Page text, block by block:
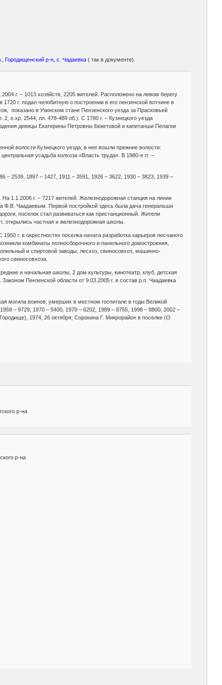
Городищенский р-н, с. Чадаевка( так в документе).
г. – 1013 хозяйств, 2205 жителей. Расположено на левом берегу
г. подал челобитную о построении в его пензенской вотчине в
показано в Узинском стане Пензенского уезда за Прасковьей
2544, лл. 478-489 об.). С 1780 г. – Кузнецкого уезда
девицы Екатерины Петровны Бекетовой и капитанши Пелагеи
волости Кузнецкого уезда; в нее вошли прежние волости:
усадьба колхоза «Власть труда». В 1980-е гг. –
– 2539, 1897 – 1427, 1911 – 3591, 1926 – 3622, 1930 – 3823, 1939 –
1.1.2006 г. – 7217 жителей. Железнодорожная станция на линии
Ф.В. Чаадаевым. Первой постройкой здесь была дача генеральши
поселок стал развиваться как пристанционный. Жители
открылись частная и железнодорожная школы.
г. в окрестностях поселка начата разработка карьеров песчаного
комбинаты полносборочного и панельного домостроения,
и спиртовой заводы, лесхоз, свиносовхоз, машинно-
свиносовхоза.
и начальная школы, 2 дом культуры, кинотеатр, клуб, детская
Пензенской области от 9.03.2005 г. в состав р.п. Чаадаевка
могила воинов, умерших в местном госпитале в годы Великой
– 9729, 1970 – 5400, 1979 – 6202, 1989 – 8755, 1998 – 8800, 2002 –
1974, 26 октября; Сорокина Г. Микрорайон в поселке (О
р-на
р-на